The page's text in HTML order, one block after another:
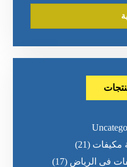
مكيفات (21)
فى الرياض (17)